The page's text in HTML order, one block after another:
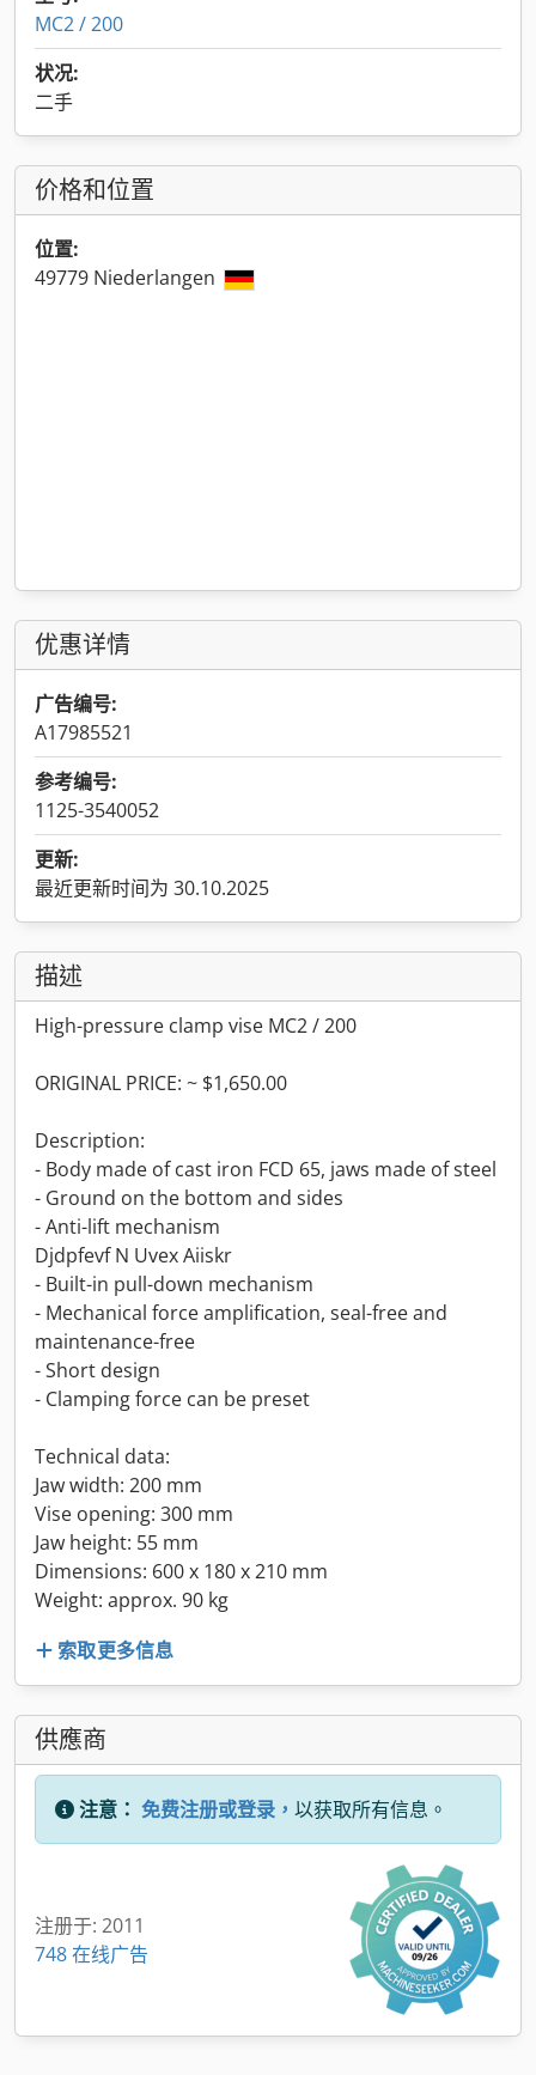
MC2 / 200
状况:
二手
价格和位置
位置:
49779 Niederlangen
优惠详情
广告编号:
A17985521
参考编号:
1125-3540052
更新:
最近更新时间为 30.10.2025
描述
High-pressure clamp vise MC2 / 200
ORIGINAL PRICE: ~ $1,650.00
Description:
- Body made of cast iron FCD 65, jaws made of steel
- Ground on the bottom and sides
- Anti-lift mechanism
Djdpfevf N Uvex Aiiskr
- Built-in pull-down mechanism
- Mechanical force amplification, seal-free and
maintenance-free
- Short design
- Clamping force can be preset
Technical data:
Jaw width: 200 mm
Vise opening: 300 mm
Jaw height: 55 mm
Dimensions: 600 x 180 x 210 mm
Weight: approx. 90 kg
索取更多信息
供應商
注意： 免费注册或登录， 以获取所有信息。
注册于: 2011
748 在线广告